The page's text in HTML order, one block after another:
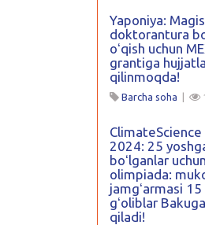
Yaponiya:
doktorantura
oʻqish uchun
grantiga
qilinmoqda!
Barcha soha
2024: 25
boʻlganlar
olimpiada:
jamgʻarmasi
gʻoliblar
qiladi!